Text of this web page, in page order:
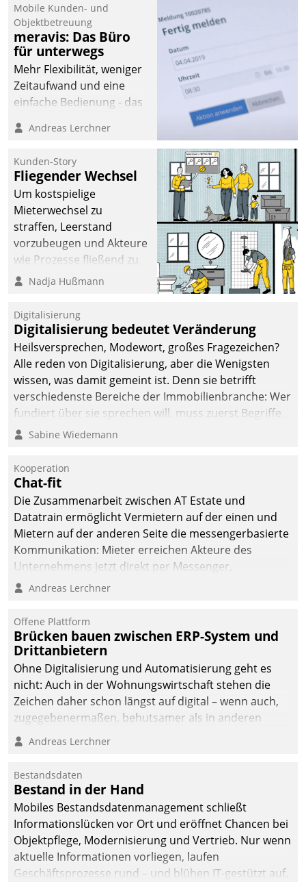
Mobile Kunden- und
Objektbetreuung
meravis: Das Büro
für unterwegs
Mehr Flexibilität, weniger
Zeitaufwand und eine
einfache Bedienung - das
Cockpit für mobile
Datatrain. Die meravis
Wohnungsbau- und
Immobilien GmbH hat
sich dabei für den Betrieb
der Lösung über die SAP
Cloud Platform
entschieden - als erstes
Unternehmen am
Andreas Lerchner
Kunden-Story
Fliegender Wechsel
Um kostspielige
Mieterwechsel zu
straffen, Leerstand
vorzubeugen und Akteure
wie Prozesse fließend zu
vernetzen, nutzt die
Jahresbeginn eine
Überblick, Einsicht und
Eingriff bietende Lösung.
Zur Entwicklung setzte
man auf
Cloudtechnologie,
bewährte und Startup-
agile Projektmethoden.
Nadja Hußmann
Digitalisierung
Digitalisierung bedeutet Veränderung
Heilsversprechen, Modewort, großes Fragezeichen?
Alle reden von Digitalisierung, aber die Wenigsten
wissen, was damit gemeint ist. Denn sie betrifft
verschiedenste Bereiche der Immobilienbranche: Wer
fundiert über sie sprechen will, muss zuerst Begriffe
klären. Ein Aspekt ist die betriebliche Optimierung:
Einsparungen durch optimierte und automatisierte
Prozesse. Doch man darf nicht zu viel erwarten: Allein
mit der Einführung einer neuen Software ist es nicht
getan. Die Digitalisierung erfordert von Unternehmen
die Bereitschaft, sich zu überprüfen, zu hinterfragen
und zu verändern.
Sabine Wiedemann
Kooperation
Chat-fit
Die Zusammenarbeit zwischen AT Estate und
Datatrain ermöglicht Vermietern auf der einen und
Mietern auf der anderen Seite die messengerbasierte
Kommunikation: Mieter erreichen Akteure des
Unternehmens jetzt direkt per Messenger,
Mitarbeiter oder Dienstleister empfangen oder
Andreas Lerchner
Offene Plattform
Brücken bauen zwischen ERP-System und
Drittanbietern
Ohne Digitalisierung und Automatisierung geht es
nicht: Auch in der Wohnungswirtschaft stehen die
Zeichen daher schon längst auf digital – wenn auch,
zugegebenermaßen, behutsamer als in anderen
Branchen.
Andreas Lerchner
Bestandsdaten
Bestand in der Hand
Mobiles Bestandsdatenmanagement schließt
Informationslücken vor Ort und eröffnet Chancen bei
Objektpflege, Modernisierung und Vertrieb. Nur wenn
aktuelle Informationen vorliegen, laufen
Geschäftsprozesse rund – und blühen IT-gestützt auf.